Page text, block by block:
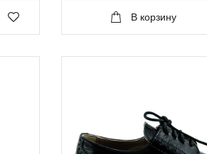
В корзину